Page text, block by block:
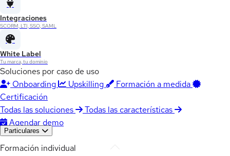
Integraciones
SCORM, LTI, SSO, SAML
White Label
Tu marca, tu dominio
Soluciones por caso de uso
Onboarding
Upskilling
Formación a medida
Certificación
Todas las soluciones
Todas las características
Agendar demo
Particulares
Formación individual